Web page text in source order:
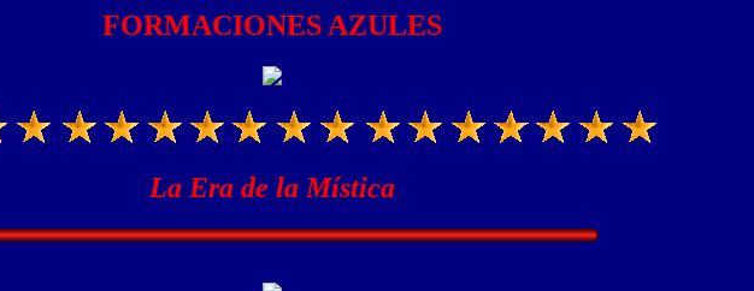
FORMACIONES AZULES
La Era de la Mística